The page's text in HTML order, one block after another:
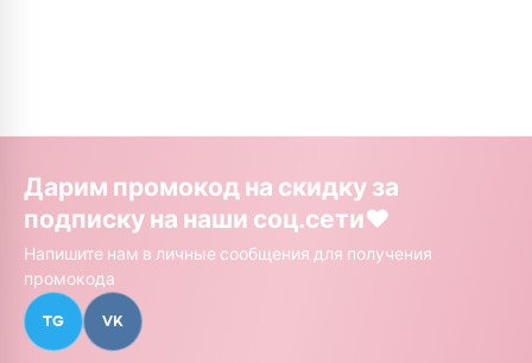
Дарим промокод на скидку за
подписку на наши соц.сети❤️
Напишите нам в личные сообщения для получения
промокода
TG VK